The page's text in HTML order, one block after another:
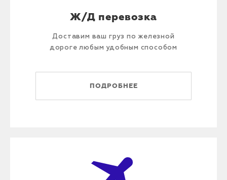
Ж/Д перевозка
Доставим ваш груз по железной
дороге любым удобным способом
ПОДРОБНЕЕ